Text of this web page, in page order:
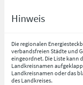
Hinweis
Die regionalen
verbandsfreien Städte und
eingeordnet. Die Liste kann
Landkreisnamen
Landkreisnamen oder das
des Landkreises.